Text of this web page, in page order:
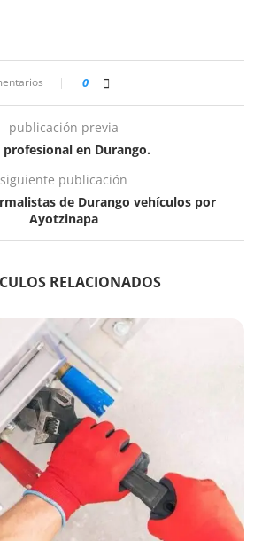
0
publicación previa
profesional en Durango.
siguiente publicación
de Durango vehículos por
Ayotzinapa
RELACIONADOS